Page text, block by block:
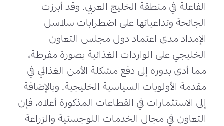
الفاعلة في منطقة الخليج العربي. وقد أبرزت
الجائحة وتداعياتها على اضطرابات سلاسل
الإمداد مدى اعتماد دول مجلس التعاون
الخليجي على الواردات الغذائية بصورة مفرطة،
مما أدى بدوره إلى دفع مشكلة الأمن الغذائي في
مقدمة الأولويات السياسية الخليجية. وبالإضافة
إلى الاستثمارات في القطاعات المذكورة أعلاه، فإن
التعاون في مجال الخدمات اللوجستية والزراعة